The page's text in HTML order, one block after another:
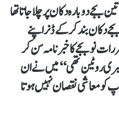
بجے دوبارہ دکان پر چلا جاتا تھا
دکان بند کر کے ڈنر اپنے
رات نو بجے کا خبرنامہ سن کر
میری روٹین تھی‘‘ میں نے ان
معاشی نقصان نہیں ہوتا